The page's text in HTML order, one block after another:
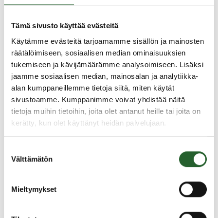
Tämä sivusto käyttää evästeitä
Käytämme evästeitä tarjoamamme sisällön ja mainosten
räätälöimiseen, sosiaalisen median ominaisuuksien
tukemiseen ja kävijämäärämme analysoimiseen. Lisäksi
jaamme sosiaalisen median, mainosalan ja analytiikka-
alan kumppaneillemme tietoja siitä, miten käytät
sivustoamme. Kumppanimme voivat yhdistää näitä
tietoja muihin tietoihin, joita olet antanut heille tai joita on
kerätty, kun olet käyttänyt heidän palvelujaan.
valinta
Välttämätön
Mieltymykset
Kirjaston asiakaspalvelu on suljettu torstaina
24.1.2023
Latukone on jälleen liikenteessä
Latukone on saatu kuntoon ja latuja ajetaan
kuntoon.
20.1.2023
lauantaiaamuna